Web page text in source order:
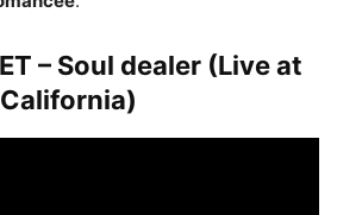
– Soul dealer (Live at